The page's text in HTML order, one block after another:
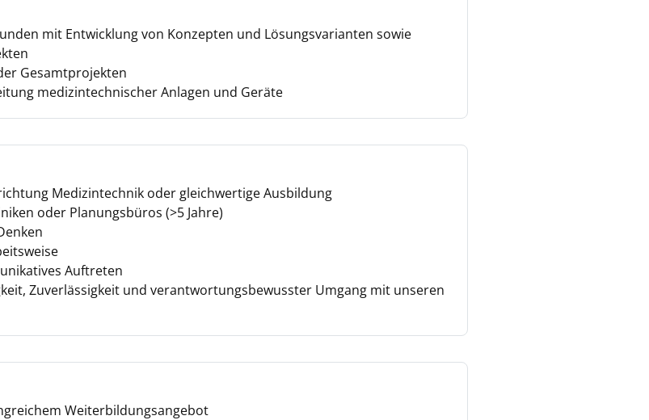
mit Entwicklung von Konzepten und Lösungsvarianten sowie
Gesamtprojekten
medizintechnischer Anlagen und Geräte
Medizintechnik oder gleichwertige Ausbildung
oder Planungsbüros (>5 Jahre)
Auftreten
Zuverlässigkeit und verantwortungsbewusster Umgang mit unseren
Weiterbildungsangebot